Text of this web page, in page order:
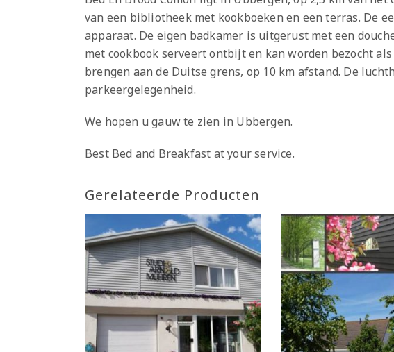
van een bibliotheek met kookboeken en een terras. De
apparaat. De eigen badkamer is uitgerust met een
met cookbook serveert ontbijt en kan worden bezocht
brengen aan de Duitse grens, op 10 km afstand. De
parkeergelegenheid.
We hopen u gauw te zien in Ubbergen.
Best Bed and Breakfast at your service.
Gerelateerde Producten